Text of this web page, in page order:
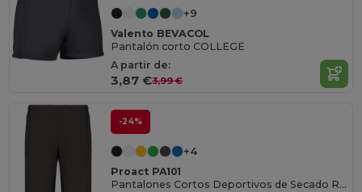
+9
Valento BEVACOL
Pantalón corto COLLEGE
A partir de:
3,87 €3,99 €
-24%
+4
Proact PA101
Pantalones Cortos Deportivos de Secado Rápido